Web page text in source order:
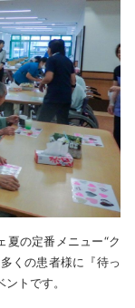
の定番メニュー“ク
くの患者様に『待っ
トです。